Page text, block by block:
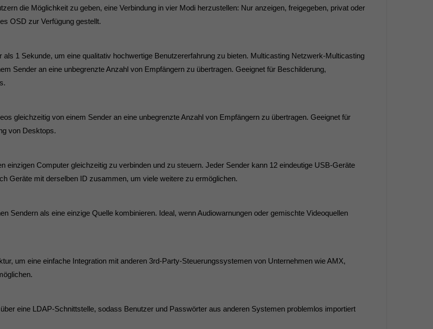
die Möglichkeit zu geben, eine Verbindung in vier Modi herzustellen: Nur anzeigen, freigegeben, privat oder
OSD zur Verfügung gestellt.
1 Sekunde, um eine qualitativ hochwertige Benutzererfahrung zu bieten. Multicasting Netzwerk-Multicasting
Sender an eine unbegrenzte Anzahl von Empfängern zu übertragen. Geeignet für Beschilderung,
gleichzeitig von einem Sender an eine unbegrenzte Anzahl von Empfängern zu übertragen. Geeignet für
von Desktops.
einzigen Computer gleichzeitig zu verbinden und zu steuern. Jeder Sender kann 12 eindeutige USB-Geräte
Geräte mit derselben ID zusammen, um viele weitere zu ermöglichen.
Sendern als eine einzige Quelle kombinieren. Ideal, wenn Audiowarnungen oder gemischte Videoquellen
um eine einfache Integration mit anderen 3rd-Party-Steuerungssystemen von Unternehmen wie AMX,
eine LDAP-Schnittstelle, sodass Benutzer und Passwörter aus anderen Systemen problemlos importiert